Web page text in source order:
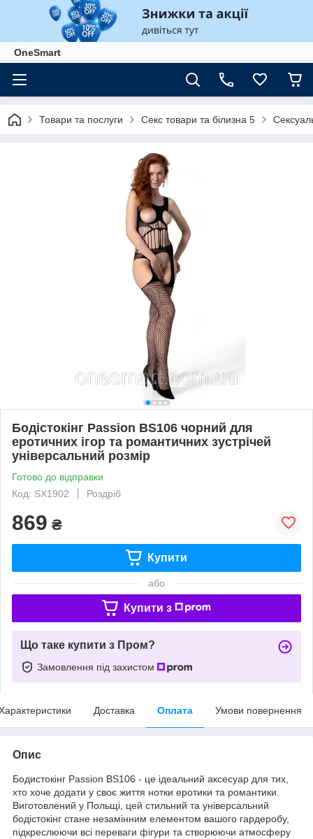
OneSmart
Товари та послуги Секс товари та білизна 5
Бодістокінг Passion BS106 чорний для
еротичних ігор та романтичних зустрічей
універсальний розмір
Готово до відправки
Код: SX1902
Роздріб
869 ₴
Купити
або
Купити з
Що таке купити з Пром?
Замовлення під захистом
Доставка Оплата Умови повернення
Опис
Бодистокінг Passion BS106 - це ідеальний аксесуар для тих,
хто хоче додати у своє життя нотки еротики та романтики.
Виготовлений у Польщі, цей стильний та універсальний
бодістокінг стане незамінним елементом вашого гардеробу,
підкреслюючи всі переваги фігури та створюючи атмосферу